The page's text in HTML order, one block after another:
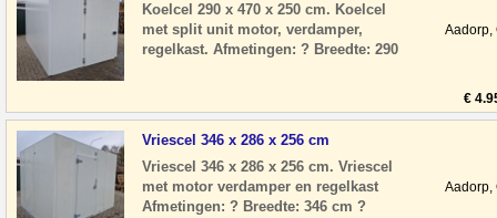
Koelcel 290 x 470 x 250 cm. Koelcel
met split unit motor, verdamper,
regelkast. Afmetingen: ? Breedte: 290
Aadorp,
€
Vriescel 346 x 286 x 256 cm
Vriescel 346 x 286 x 256 cm. Vriescel
met motor verdamper en regelkast
Afmetingen: ? Breedte: 346 cm ?
Aadorp,